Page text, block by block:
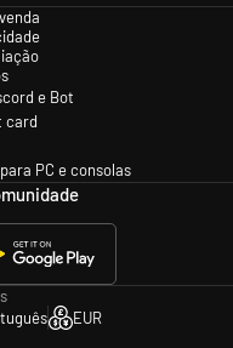
e Bot
card
PC e consolas
EUR